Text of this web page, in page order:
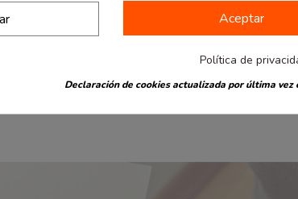
del producto. No se incluirá en el reembolso
contacto en el correo electrónico
Aceptar
Política de
Declaración de cookies actualizada por última vez